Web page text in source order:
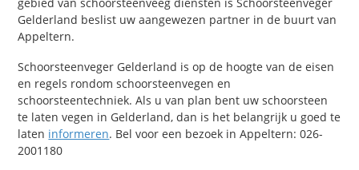
Gelderland beslist uw aangewezen partner in de buurt van
Appeltern.
Schoorsteenveger Gelderland is op de hoogte van de eisen
en regels rondom schoorsteenvegen en
schoorsteentechniek. Als u van plan bent uw schoorsteen
te laten vegen in Gelderland, dan is het belangrijk u goed te
laten informeren. Bel voor een bezoek in Appeltern: 026-
2001180